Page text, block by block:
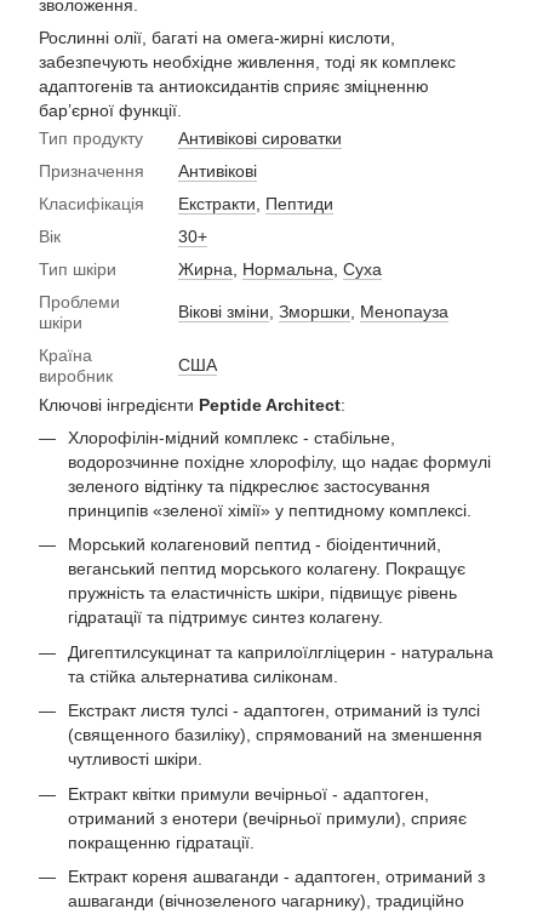
зволоження.
Рослинні олії, багаті на омега-жирні кислоти,
забезпечують необхідне живлення, тоді як комплекс
адаптогенів та антиоксидантів сприяє зміцненню
бар’єрної функції.
Тип продукту
Антивікові сироватки
Призначення
Антивікові
Класифікація
Екстракти
Пептиди
Вік
30+
Тип шкіри
Жирна Нормальна Суха
Проблеми
шкіри
Вікові зміни Зморшки Менопауза
Країна
виробник
США
Ключові інгредієнти Peptide Architect:
Хлорофілін-мідний комплекс - стабільне,
водорозчинне похідне хлорофілу, що надає формулі
зеленого відтінку та підкреслює застосування
принципів «зеленої хімії» у пептидному комплексі.
Морський колагеновий пептид - біоідентичний,
веганський пептид морського колагену. Покращує
пружність та еластичність шкіри, підвищує рівень
гідратації та підтримує синтез колагену.
Дигептилсукцинат та каприлоїлгліцерин - натуральна
та стійка альтернатива силіконам.
Екстракт листя тулсі - адаптоген, отриманий із тулсі
(священного базиліку), спрямований на зменшення
чутливості шкіри.
Ектракт квітки примули вечірньої - адаптоген,
отриманий з енотери (вечірньої примули), сприяє
покращенню гідратації.
Ектракт кореня ашваганди - адаптоген, отриманий з
ашваганди (вічнозеленого чагарнику), традиційно